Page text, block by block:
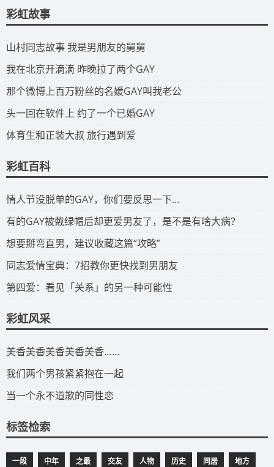
彩虹故事
​山村同志故事 我是男朋友的舅舅
​我在北京开滴滴 昨晚拉了两个GAY
​那个微博上百万粉丝的名媛GAY叫我老公
​头一回在软件上 约了一个已婚GAY
​体育生和正装大叔 旅行遇到爱
彩虹百科
​情人节没脱单的GAY，你们要反思一下…
​有的GAY被戴绿帽后却更爱男友了，是不是有啥大病？
​想要掰弯直男，建议收藏这篇“攻略”
​同志爱情宝典：7招教你更快找到男朋友
​第四爱：看见「关系」的另一种可能性
彩虹风采
​美香美香美香美香美香……
我们两个男孩紧紧抱在一起
当一个永不道歉的同性恋
标签检索
一段 中年 之最 交友 人物 历史 同居 地方